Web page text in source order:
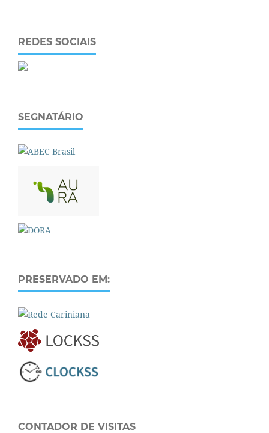
REDES SOCIAIS
SEGNATÁRIO
PRESERVADO EM:
CONTADOR DE VISITAS